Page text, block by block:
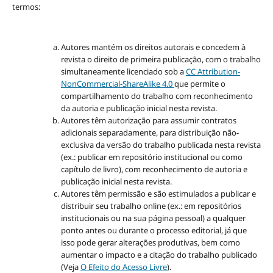
termos:
Autores mantém os direitos autorais e concedem à
revista o direito de primeira publicação, com o trabalho
simultaneamente licenciado sob aCC Attribution-
NonCommercial-ShareAlike 4.0que permite o
compartilhamento do trabalho com reconhecimento
da autoria e publicação inicial nesta revista.
Autores têm autorização para assumir contratos
adicionais separadamente, para distribuição não-
exclusiva da versão do trabalho publicada nesta revista
(ex.: publicar em repositório institucional ou como
capítulo de livro), com reconhecimento de autoria e
publicação inicial nesta revista.
Autores têm permissão e são estimulados a publicar e
distribuir seu trabalho online (ex.: em repositórios
institucionais ou na sua página pessoal) a qualquer
ponto antes ou durante o processo editorial, já que
isso pode gerar alterações produtivas, bem como
aumentar o impacto e a citação do trabalho publicado
(VejaO Efeito do Acesso Livre).